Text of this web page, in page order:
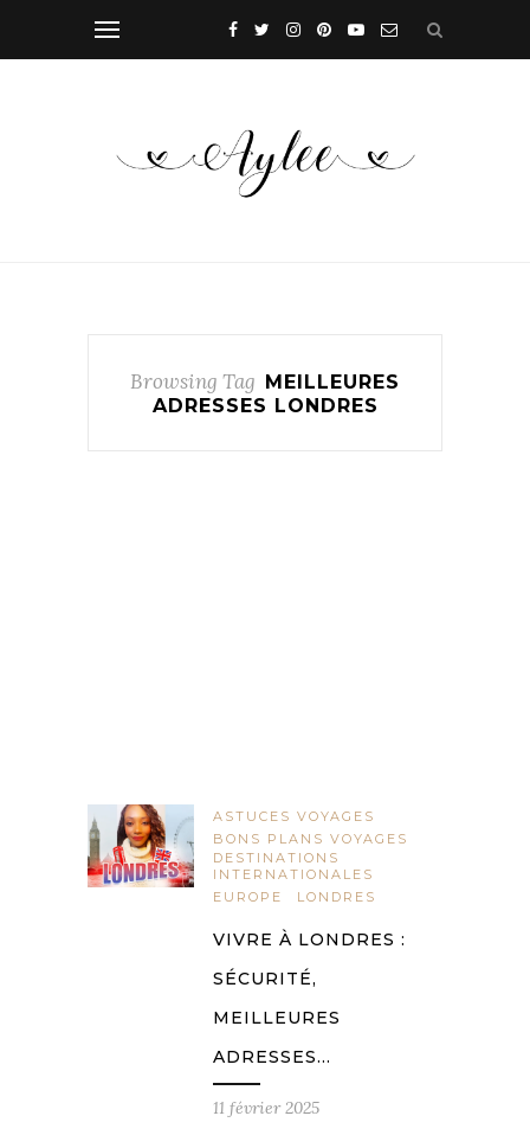
Browsing Tag
MEILLEURES
ADRESSES LONDRES
ASTUCES VOYAGES
BONS PLANS VOYAGES
DESTINATIONS
INTERNATIONALES
EUROPE
LONDRES
VIVRE À LONDRES :
SÉCURITÉ,
MEILLEURES
ADRESSES…
11 février 2025